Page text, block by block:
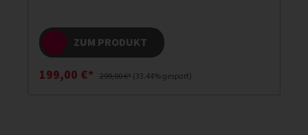
ZUM PRODUKT
199,00 €* 299,00 €*(33.44% gespart)